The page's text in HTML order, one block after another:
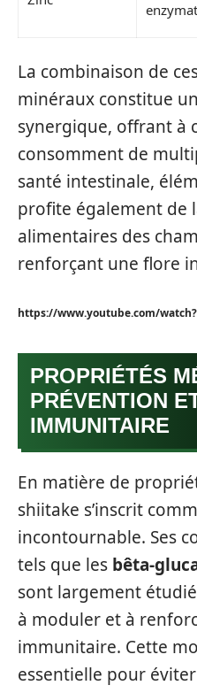
La combinaison de
minéraux constitue
synergique, offrant à
consomment de
santé intestinale,
profite également de
alimentaires des
renforçant une flore
https://www.youtube.com/
PROPRIÉTÉS
PRÉVENTION
IMMUNITAIRE
En matière de
shiitake s’inscrit
incontournable. Ses
tels que les bêta-
sont largement
à moduler et à
immunitaire. Cette
essentielle pour